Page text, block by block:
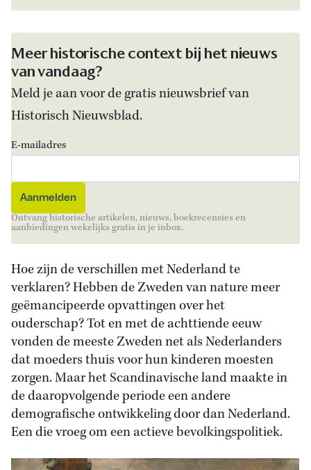
Meer historische context bij het nieuws
van vandaag?
Meld je aan voor de gratis nieuwsbrief van
Historisch Nieuwsblad.
E-mailadres
Ontvang historische artikelen, nieuws, boekrecensies en
aanbiedingen wekelijks gratis in je inbox.
Hoe zijn de verschillen met Nederland te
verklaren? Hebben de Zweden van nature meer
geëmancipeerde opvattingen over het
ouderschap? Tot en met de achttiende eeuw
vonden de meeste Zweden net als Nederlanders
dat moeders thuis voor hun kinderen moesten
zorgen. Maar het Scandinavische land maakte in
de daaropvolgende periode een andere
demografische ontwikkeling door dan Nederland.
Een die vroeg om een actieve bevolkingspolitiek.